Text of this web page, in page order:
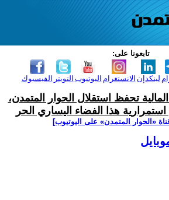
تابعونا على:
الفيسبوك التويتر اليوتيوب الانستغرام لينكدإن
تحفظ استقلال الحوار المتمدن،
هذا الفضاء اليساري الحر
‫«الحوار المتمدن» على اليوتيوب]